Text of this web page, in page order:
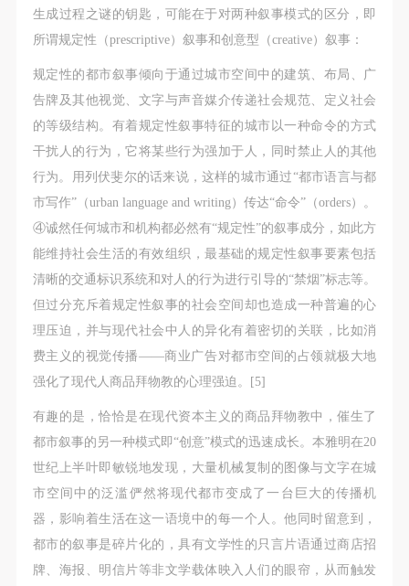
生成过程之谜的钥匙，可能在于对两种叙事模式的区分，即
所谓规定性（prescriptive）叙事和创意型（creative）叙事：
规定性的都市叙事倾向于通过城市空间中的建筑、布局、广
告牌及其他视觉、文字与声音媒介传递社会规范、定义社会
的等级结构。有着规定性叙事特征的城市以一种命令的方式
干扰人的行为，它将某些行为强加于人，同时禁止人的其他
行为。用列伏斐尔的话来说，这样的城市通过“都市语言与都
市写作”（urban language and writing）传达“命令”（orders）。
④诚然任何城市和机构都必然有“规定性”的叙事成分，如此方
能维持社会生活的有效组织，最基础的规定性叙事要素包括
清晰的交通标识系统和对人的行为进行引导的“禁烟”标志等。
但过分充斥着规定性叙事的社会空间却也造成一种普遍的心
理压迫，并与现代社会中人的异化有着密切的关联，比如消
费主义的视觉传播——商业广告对都市空间的占领就极大地
强化了现代人商品拜物教的心理强迫。[5]
有趣的是，恰恰是在现代资本主义的商品拜物教中，催生了
都市叙事的另一种模式即“创意”模式的迅速成长。本雅明在20
世纪上半叶即敏锐地发现，大量机械复制的图像与文字在城
市空间中的泛滥俨然将现代都市变成了一台巨大的传播机
器，影响着生活在这一语境中的每一个人。他同时留意到，
都市的叙事是碎片化的，具有文学性的只言片语通过商店招
牌、海报、明信片等非文学载体映入人们的眼帘，从而触发